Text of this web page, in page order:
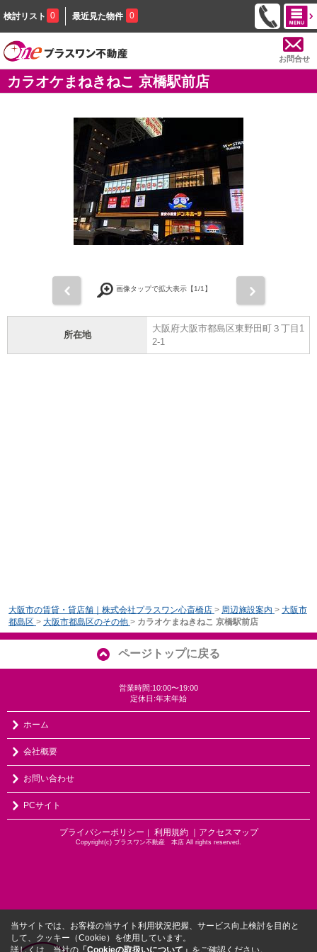
検討リスト 0 最近見た物件 0
お問合せ
カラオケまねきねこ 京橋駅前店
画像タップで拡大表示【1/1】
所在地
大阪府大阪市都島区東野田町３丁目1
2-1
大阪市の賃貸・貸店舗｜株式会社プラスワン心斎橋店 > 周辺施設案内 > 大阪市
都島区 > 大阪市都島区のその他 > カラオケまねきねこ 京橋駅前店
ページトップに戻る
営業時間:10:00〜19:00
定休日:年末年始
ホーム
会社概要
お問い合わせ
PCサイト
プライバシーポリシー ｜ 利用規約 ｜アクセスマップ
Copyright(c) プラスワン不動産 本店 All rights reserved.
当サイトでは、お客様の当サイト利用状況把握、サービス向上検討を目的と
して、クッキー（Cookie）を使用しています。
詳しくは、当社の 「Cookieの取扱いについて」 をご確認ください。